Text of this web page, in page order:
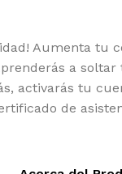
Aumenta tu
Aprenderás a
activarás tu
de